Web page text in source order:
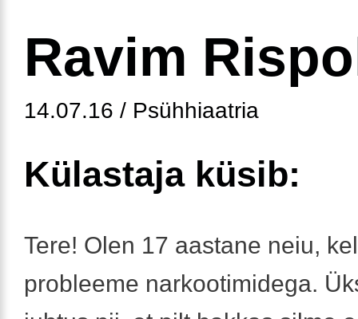
Ravim
14.07.16 / Psühhiaatria
Külastaja küsib:
Tere! Olen 17 aastane neiu,
probleeme narkootimidega.